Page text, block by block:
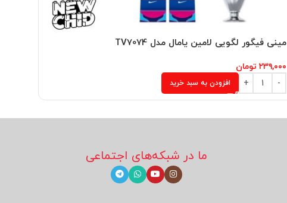
مینی فیگور لگویی لامین یامال مدل TV7074
۲۳۹,۰۰۰ تومان
افزودن به سبد خرید
ما در شبکه‌های اجتماعی